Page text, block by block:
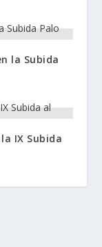
la Subida
IX Subida